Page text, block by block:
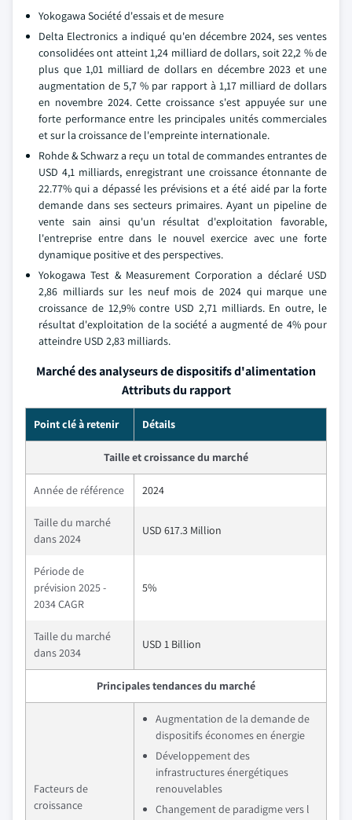
Yokogawa Société d'essais et de mesure
Delta Electronics a indiqué qu'en décembre 2024, ses ventes
consolidées ont atteint 1,24 milliard de dollars, soit 22,2 % de
plus que 1,01 milliard de dollars en décembre 2023 et une
augmentation de 5,7 % par rapport à 1,17 milliard de dollars
en novembre 2024. Cette croissance s'est appuyée sur une
forte performance entre les principales unités commerciales
et sur la croissance de l'empreinte internationale.
Rohde & Schwarz a reçu un total de commandes entrantes de
USD 4,1 milliards, enregistrant une croissance étonnante de
22.77% qui a dépassé les prévisions et a été aidé par la forte
demande dans ses secteurs primaires. Ayant un pipeline de
vente sain ainsi qu'un résultat d'exploitation favorable,
l'entreprise entre dans le nouvel exercice avec une forte
dynamique positive et des perspectives.
Yokogawa Test & Measurement Corporation a déclaré USD
2,86 milliards sur les neuf mois de 2024 qui marque une
croissance de 12,9% contre USD 2,71 milliards. En outre, le
résultat d'exploitation de la société a augmenté de 4% pour
atteindre USD 2,83 milliards.
Marché des analyseurs de dispositifs d'alimentation
Attributs du rapport
Point clé à retenir Détails
Taille et croissance du marché
Année de référence 2024
Taille du marché
dans 2024
USD 617.3 Million
Période de
prévision 2025 -
2034 CAGR
5%
Taille du marché
dans 2034
USD 1 Billion
Principales tendances du marché
Facteurs de
croissance
Augmentation de la demande de
dispositifs économes en énergie
Développement des
infrastructures énergétiques
renouvelables
Changement de paradigme vers l